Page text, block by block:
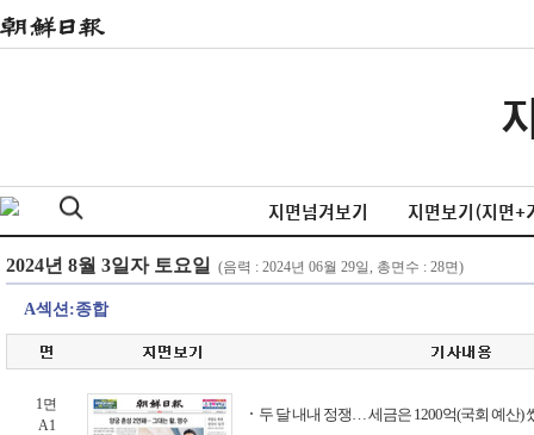
지면넘겨보기 지면보기(지면+
A섹션:종합
1면
A1
두 달 내내 정쟁… 세금은 1200억(국회 예산)